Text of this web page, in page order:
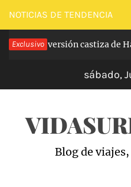
Saltar
al
contenido
NOTICIAS DE TENDENCIA
Exclusivola versión castiza de
sábado,
Blog de